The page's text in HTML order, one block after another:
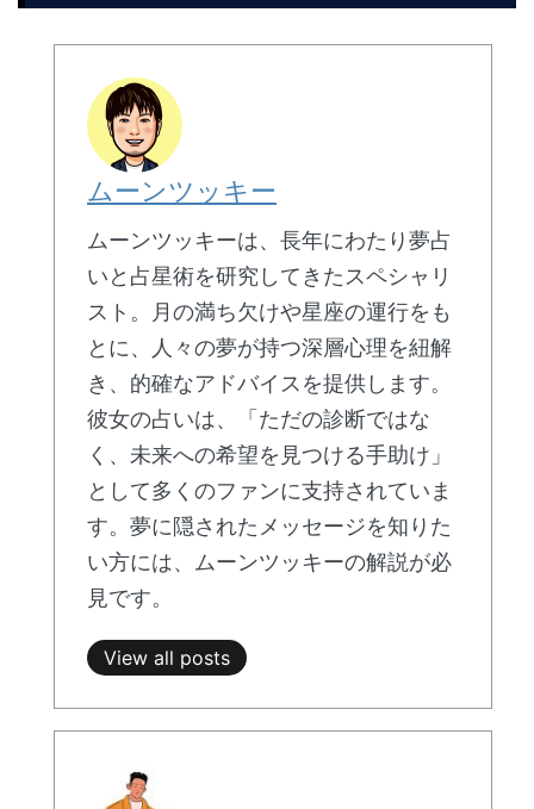
ムーンツッキー
ムーンツッキーは、長年にわたり夢占
いと占星術を研究してきたスペシャリ
スト。月の満ち欠けや星座の運行をも
とに、人々の夢が持つ深層心理を紐解
き、的確なアドバイスを提供します。
彼女の占いは、「ただの診断ではな
く、未来への希望を見つける手助け」
として多くのファンに支持されていま
す。夢に隠されたメッセージを知りた
い方には、ムーンツッキーの解説が必
見です。
View all posts